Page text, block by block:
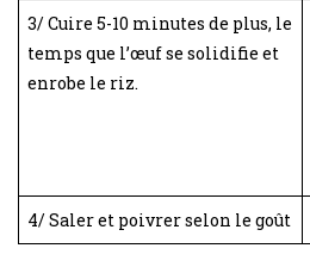
3/ Cuire 5-10 minutes de plus, le
temps que l’œuf se solidifie et
enrobe le riz.
4/ Saler et poivrer selon le goût